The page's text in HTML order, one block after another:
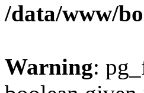
/data/www/
Warning: